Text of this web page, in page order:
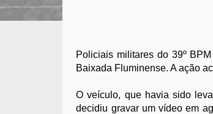
Policiais militares do 39º
Baixada Fluminense. A ação
O veículo, que havia sido
decidiu gravar um vídeo em